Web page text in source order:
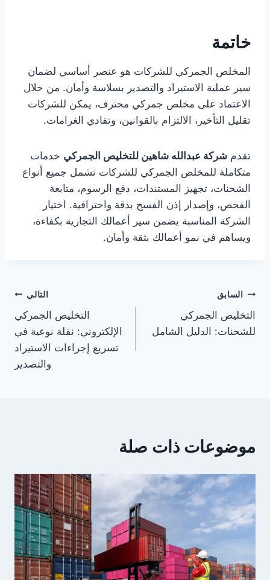
خاتمة
المخلص الجمركي للشركات هو عنصر أساسي لضمان
سير عملية الاستيراد والتصدير بسلاسة وأمان. من خلال
الاعتماد على مخلص جمركي محترف، يمكن للشركات
تقليل التأخير، الالتزام بالقوانين، وتفادي الغرامات.
تقدم شركة عبدالله شاهين للتخليص الجمركي خدمات
متكاملة للمخلص الجمركي للشركات تشمل جميع أنواع
الشحنات، تجهيز المستندات، دفع الرسوم، متابعة
الفحص، وإصدار إذن الفسح بدقة واحترافية. اختيار
الشركة المناسبة يضمن سير أعمالك التجارية بكفاءة،
ويساهم في نمو أعمالك بثقة وأمان.
السابق
التخليص الجمركي
للشحنات: الدليل الشامل
التالي
التخليص الجمركي
الإلكتروني: نقلة نوعية في
تسريع إجراءات الاستيراد
والتصدير
موضوعات ذات صلة